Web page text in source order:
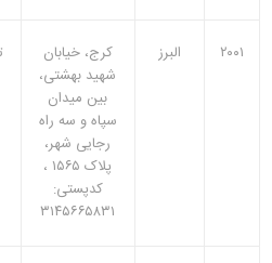
۲۰۰۱ البرز
کرج، خیابان
شهید بهشتی،
بین میدان
سپاه و سه راه
رجایی شهر،
پلاک ۱۵۶۵ ،
کدپستی:
۳۱۴۵۶۶۵۸۳۱